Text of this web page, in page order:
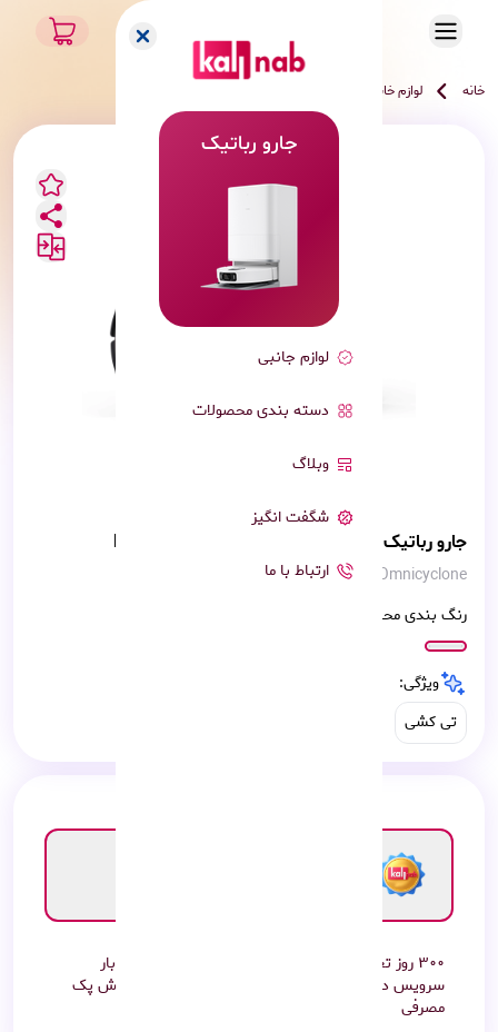
جارو رباتیک
لوازم جانبی
دسته بندی محصولات
وبلاگ
شگفت انگیز
ارتباط با ما
خانه لوازم خانگی هوشمند
جارو رباتیک اکووکس Ecovacs X11 Omnicyclone
Ecovacs X11 Omnicyclone
رنگ بندی محصول:
ویژگی:
تی کشی
۳۰۰ روز تعویض فوری ۲۴ ماه گارانتی قطعات رایگان ۲بار
سرویس دوره ایی رایگان پشتیبانی دائمی نصب و آموزش پک
مصرفی